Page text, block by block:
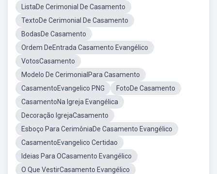
ListaDe Cerimonial De Casamento
TextoDe Cerimonial De Casamento
BodasDe Casamento
Ordem DeEntrada Casamento Evangélico
VotosCasamento
Modelo De CerimonialPara Casamento
CasamentoEvangelico PNG
FotoDe Casamento
CasamentoNa Igreja Evangélica
Decoração IgrejaCasamento
Esboço Para CerimôniaDe Casamento Evangélico
CasamentoEvangelico Certidao
Ideias Para OCasamento Evangélico
O Que VestirCasamento Evangélico